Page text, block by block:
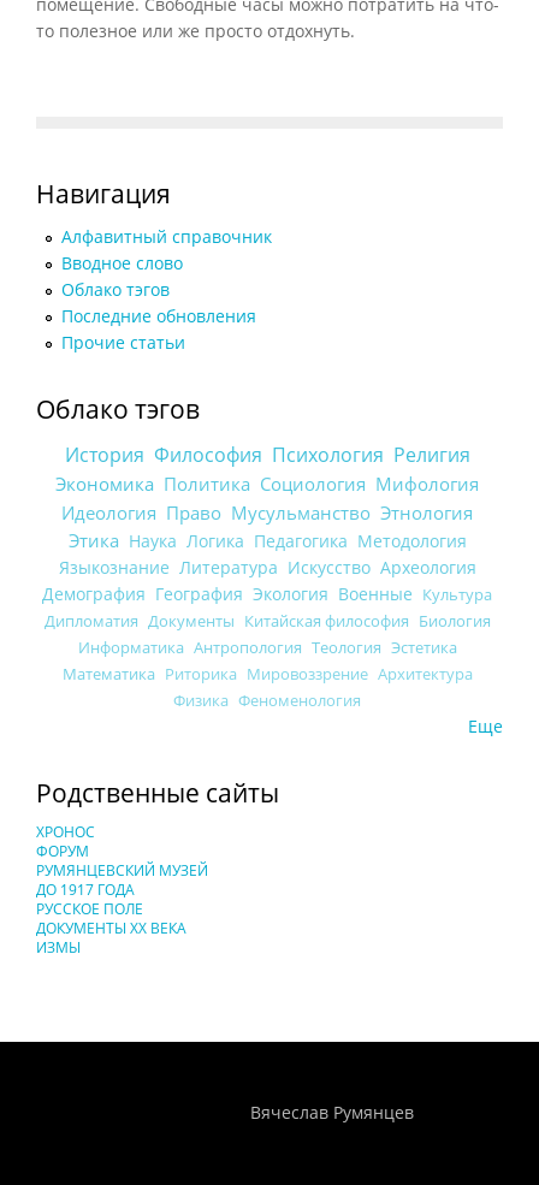
то полезное или же просто отдохнуть.
Навигация
Алфавитный справочник
Вводное слово
Облако тэгов
Последние обновления
Прочие статьи
Облако тэгов
История Философия Психология Религия
Экономика Политика Социология Мифология
Идеология Право Мусульманство Этнология
Этика Наука Логика Педагогика Методология
Языкознание Литература Искусство Археология
Демография География Экология Военные Культура
Дипломатия Документы Китайская философия Биология
Информатика Антропология Теология Эстетика
Математика Риторика Мировоззрение Архитектура
Физика Феноменология
Еще
Родственные сайты
ХРОНОС
ФОРУМ
РУМЯНЦЕВСКИЙ МУЗЕЙ
ДО 1917 ГОДА
РУССКОЕ ПОЛЕ
ДОКУМЕНТЫ XX ВЕКА
ИЗМЫ
Вячеслав Румянцев